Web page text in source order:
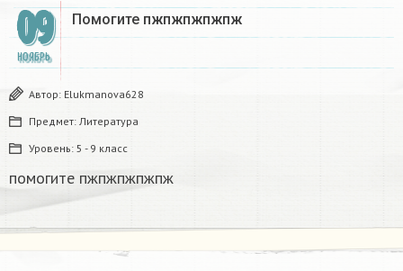
09
НОЯБРЬ
Помогите пжпжпжпжпж ​
Автор: Elukmanova628
Предмет: Литература
Уровень: 5 - 9 класс
помогите пжпжпжпжпж ​